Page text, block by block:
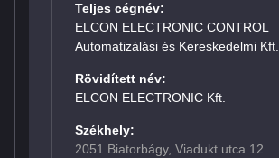
Teljes cégnév:
ELCON ELECTRONIC CONTROL
Automatizálási és Kereskedelmi Kft.
Rövidített név:
ELCON ELECTRONIC Kft.
Székhely:
2051 Biatorbágy, Viadukt utca 12.